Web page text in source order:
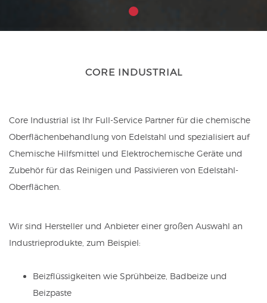
CORE INDUSTRIAL
Core Industrial ist Ihr Full-Service Partner für die chemische
Oberflächenbehandlung von Edelstahl und spezialisiert auf
Chemische Hilfsmittel und Elektrochemische Geräte und
Zubehör für das Reinigen und Passivieren von Edelstahl-
Oberflächen.
Wir sind Hersteller und Anbieter einer großen Auswahl an
Industrieprodukte, zum Beispiel:
Beizflüssigkeiten wie Sprühbeize, Badbeize und
Beizpaste